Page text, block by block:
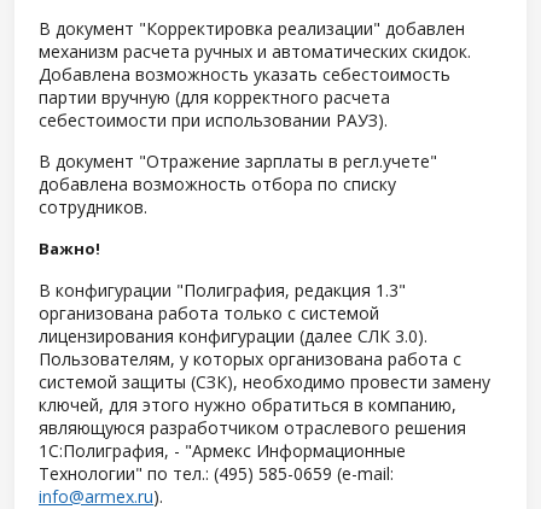
В документ "Корректировка реализации" добавлен
механизм расчета ручных и автоматических скидок.
Добавлена возможность указать себестоимость
партии вручную (для корректного расчета
себестоимости при использовании РАУЗ).
В документ "Отражение зарплаты в регл.учете"
добавлена возможность отбора по списку
сотрудников.
Важно!
В конфигурации "Полиграфия, редакция 1.3"
организована работа только с системой
лицензирования конфигурации (далее СЛК 3.0).
Пользователям, у которых организована работа с
системой защиты (СЗК), необходимо провести замену
ключей, для этого нужно обратиться в компанию,
являющуюся разработчиком отраслевого решения
1С:Полиграфия, - "Армекс Информационные
Технологии" по тел.: (495) 585-0659 (е-mail:
info@armex.ru).